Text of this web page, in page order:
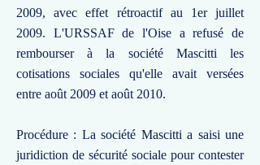
2009, avec effet rétroactif au 1er juillet
2009. L'URSSAF de l'Oise a refusé de
rembourser à la société Mascitti les
cotisations sociales qu'elle avait versées
entre août 2009 et août 2010.
Procédure : La société Mascitti a saisi une
juridiction de sécurité sociale pour contester